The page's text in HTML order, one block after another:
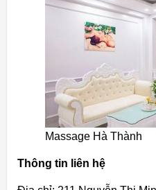
Massage Hà Thành
Thông tin liên hệ